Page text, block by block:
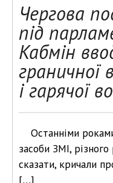
Чергова
під
Кабмін
і гарячої
Останніми
засоби ЗМІ,
сказати, кричали
[…]